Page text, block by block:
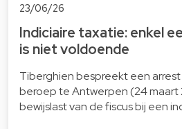
23/06/26
Indiciaire taxatie: enkel
is niet voldoende
Tiberghien bespreekt een
beroep te Antwerpen (24
bewijslast van de fiscus bij een